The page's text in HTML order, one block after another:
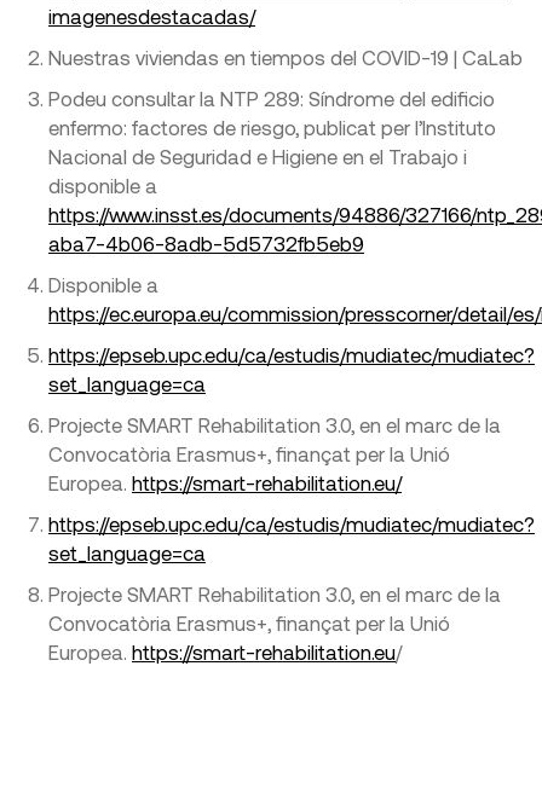
imagenesdestacadas/
Nuestras viviendas en tiempos del COVID-19 | CaLab
Podeu consultar la NTP 289: Síndrome del edificio
enfermo: factores de riesgo, publicat per l’Instituto
Nacional de Seguridad e Higiene en el Trabajo i
disponible a
https://www.insst.es/documents/94886/327166/
aba7-4b06-8adb-5d5732fb5eb9
Disponible a
https://ec.europa.eu/commission/presscorner/detail/es/
https://epseb.upc.edu/ca/estudis/mudiatec/mudiatec?
set_language=ca
Projecte SMART Rehabilitation 3.0, en el marc de la
Convocatòria Erasmus+, finançat per la Unió
Europea. https://smart-rehabilitation.eu/
https://epseb.upc.edu/ca/estudis/mudiatec/mudiatec?
set_language=ca
Projecte SMART Rehabilitation 3.0, en el marc de la
Convocatòria Erasmus+, finançat per la Unió
Europea. https://smart-rehabilitation.eu/